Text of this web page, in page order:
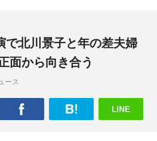
で北川景子と年の差夫婦
面から向き合う
ース